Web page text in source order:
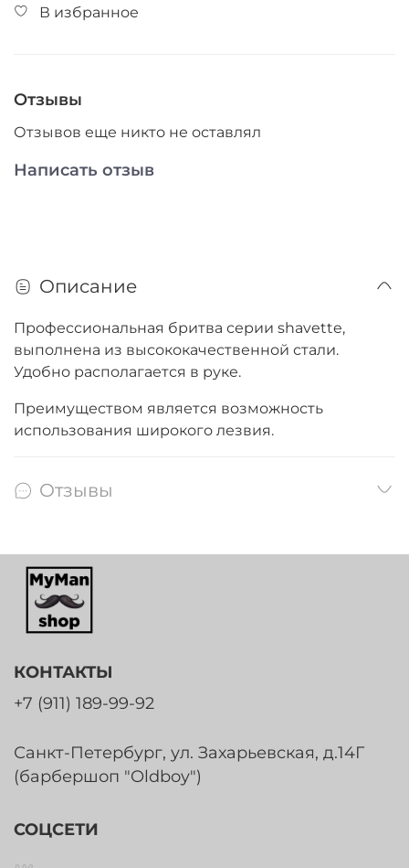
В избранное
Отзывы
Отзывов еще никто не оставлял
Написать отзыв
Описание
Профессиональная бритва серии shavette,
выполнена из высококачественной стали.
Удобно располагается в руке.
Преимуществом является возможность
использования широкого лезвия.
Отзывы
КОНТАКТЫ
+7 (911) 189-99-92
Санкт-Петербург, ул. Захарьевская, д.14Г
(барбершоп "Oldboy")
СОЦСЕТИ